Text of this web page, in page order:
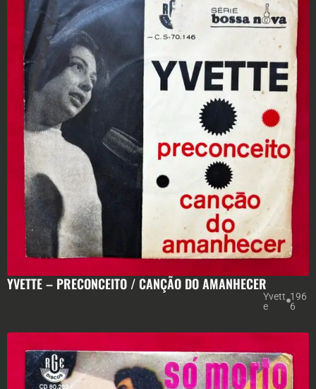
YVETTE – PRECONCEITO / CANÇÃO DO AMANHECER
Yvett
e
196
6